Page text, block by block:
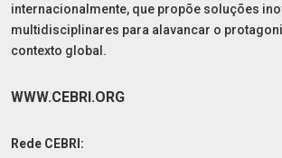
internacionalmente, que propõe soluções
multidisciplinares para alavancar o
contexto global.
WWW.CEBRI.ORG
Rede CEBRI: